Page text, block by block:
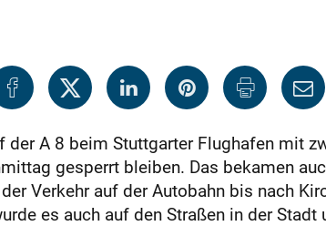
A 8 beim Stuttgarter Flughafen mit
gesperrt bleiben. Das bekamen
Verkehr auf der Autobahn bis nach
es auch auf den Straßen in der